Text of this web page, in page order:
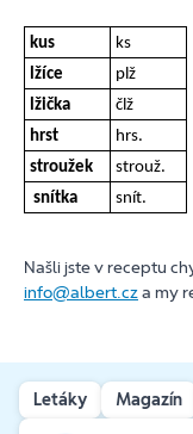
kus ks
lžíce
plž
lžička
člž
hrst
hrs.
stroužek
strouž.
snítka
snít.
Našli jste v receptu
info@albert.cza my
Letáky Magazín